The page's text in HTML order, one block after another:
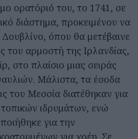
ορατόριό του, το 1741, σε
διάστημα, προκειμένου να
όπου θα μετέβαινε
του αρμοστή της Ιρλανδίας,
στο πλαίσιο μιας σειράς
Μάλιστα, τα έσοδα
του Μεσσία διατέθηκαν για
ιδρυμάτων, ενώ
για την
για χρέη. Σε